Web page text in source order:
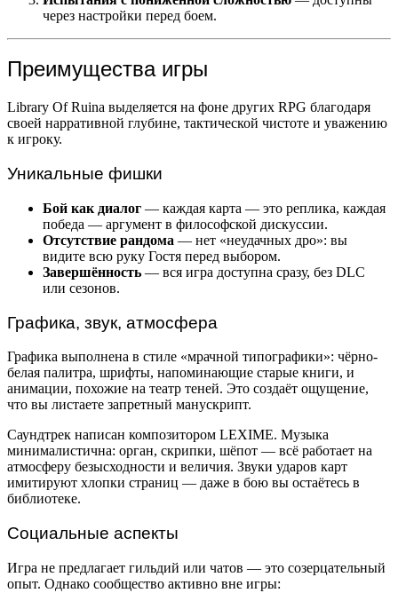
через настройки перед боем.
Преимущества игры
Library Of Ruina выделяется на фоне других RPG благодаря
своей нарративной глубине, тактической чистоте и уважению
к игроку.
Уникальные фишки
Бой как диалог — каждая карта — это реплика, каждая
победа — аргумент в философской дискуссии.
Отсутствие рандома — нет «неудачных дро»: вы
видите всю руку Гостя перед выбором.
Завершённость — вся игра доступна сразу, без DLC
или сезонов.
Графика, звук, атмосфера
Графика выполнена в стиле «мрачной типографики»: чёрно-
белая палитра, шрифты, напоминающие старые книги, и
анимации, похожие на театр теней. Это создаёт ощущение,
что вы листаете запретный манускрипт.
Саундтрек написан композитором LEXIME. Музыка
минималистична: орган, скрипки, шёпот — всё работает на
атмосферу безысходности и величия. Звуки ударов карт
имитируют хлопки страниц — даже в бою вы остаётесь в
библиотеке.
Социальные аспекты
Игра не предлагает гильдий или чатов — это созерцательный
опыт. Однако сообщество активно вне игры: